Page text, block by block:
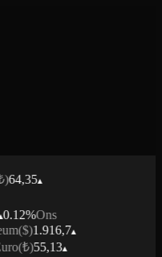
64,35
0.12%Ons
($)1.916,7
(₺)55,13